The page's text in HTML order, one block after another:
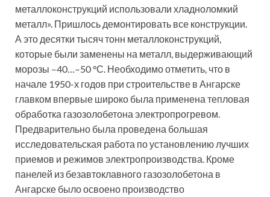
металлоконструкций использовали хладноломкий
металл». Пришлось демонтировать все конструкции.
А это десятки тысяч тонн металлоконструкций,
которые были заменены на металл, выдерживающий
морозы –40…–50 °С. Необходимо отметить, что в
начале 1950-х годов при строительстве в Ангарске
главком впервые широко была применена тепловая
обработка газозолобетона электропрогревом.
Предварительно была проведена большая
исследовательская работа по установлению лучших
приемов и режимов электропроизводства. Кроме
панелей из безавтоклавного газозолобетона в
Ангарске было освоено производство